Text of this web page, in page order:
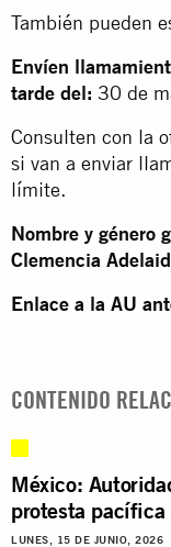
También pueden
Envíen
tarde del: 30 de
Consulten con la
si van a enviar
límite.
Nombre y género
Clemencia
Enlace a la AU
CONTENIDO
México:
protesta
LUNES, 15 DE JUNIO, 2026